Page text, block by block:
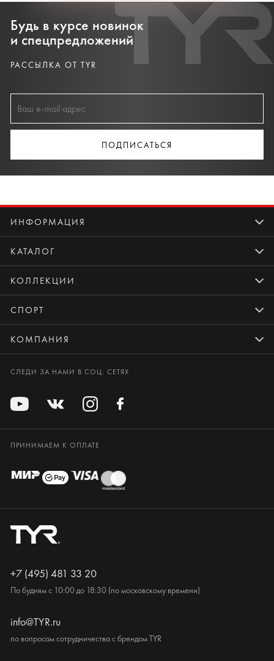
Будь в курсе новинок
и спецпредложений
РАССЫЛКА ОТ TYR
ПОДПИСАТЬСЯ
ИНФОРМАЦИЯ
КАТАЛОГ
КОЛЛЕКЦИИ
СПОРТ
КОМПАНИЯ
СЛЕДИ ЗА НАМИ В СОЦ. СЕТЯХ
ПРИНИМАЕМ К ОПЛАТЕ
+7 (495) 481 33 20
По будням с 10:00 до 18:30 (по московскому времени)
info@TYR.ru
по вопросам сотрудничества с брендом TYR